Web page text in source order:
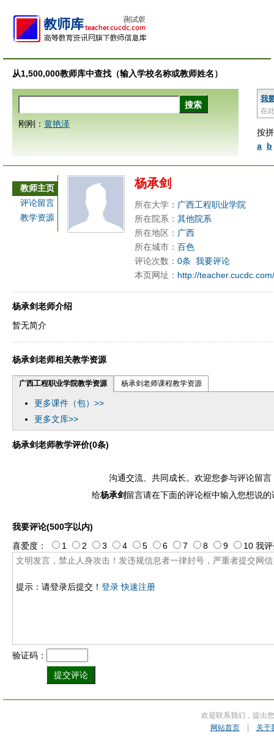
从1,500,000教师库中查找（输入学校名称或教师姓名）
我
在
按
a b
刚刚： 黄艳泽
教师主页
评论留言
教学资源
杨承剑
所在大学： 广西工程职业学院
所在院系： 其他院系
所在地区： 广西
所在城市： 百色
评论次数： 0条 我要评论
本页网址： http://
杨承剑老师介绍
暂无简介
杨承剑老师相关教学资源
广西工程职业学院教学资源 杨承剑老师课程教学资源
更多课件（包）>>
更多文库>>
杨承剑老师教学评价(0条)
沟通交流、共同成长。欢迎您参与评论留言
给杨承剑留言请在下面的评论框中输入您想说的
我要评论(500字以内)
提示：请登录后提交！ 登录 快速注册
喜爱度： 1 2 3 4 5 6 7 8 9 10 我评
验证码：
欢迎联系我们，提出
网站首页| 关于